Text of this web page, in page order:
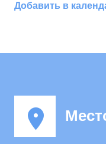
Добавить в